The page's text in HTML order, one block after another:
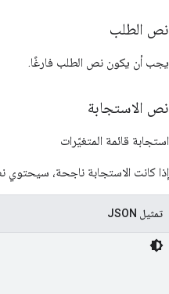
نص الطلب
يجب أن يكون نص الطلب فارغًا.
نص الاستجابة
استجابة قائمة المتغيّرات
إذا كانت الاستجابة ناجحة، سيحتوي
تمثيل JSON